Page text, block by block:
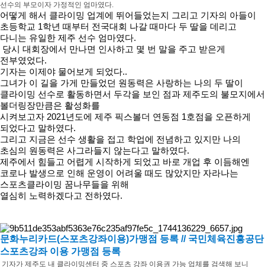
선수의 부모이자 가정적인 엄마였다.
어떻게 해서 클라이밍 업계에 뛰어들었는지 그리고 기자의 아들이
초등학교 1학년 때부터 전국대회 나갈 때마다 두 딸을 데리고
다니는 유일한 제주 선수 엄마였다.
당시 대회장에서 만나면 인사하고 몇 번 말을 주고 받은게
전부였었다.
기자는 이제야 물어보게 되었다..
그녀가 이 길을 가게 만들었던 원동력은 사랑하는 나의 두 딸이
클라이밍 선수로 활동하면서 두각을 보인 점과 제주도의 불모지에서
볼더링장만큼은 활성화를
시켜보고자 2021년도에 제주 픽스볼더 연동점 1호점을 오픈하게
되었다고 말하였다.
그리고 지금은 선수 생활을 접고 학업에 전념하고 있지만 나의
초심의 원동력은 사그라들지 않는다고 말하였다.
제주에서 힘들고 어렵게 시작하게 되었고 바로 개업 후 이듬해엔
코로나 발생으로 인해 운영이 어려울 때도 많았지만 자라나는
스포츠클라이밍 꿈나무들을 위해
열심히 노력하겠다고 전하였다.
문화누리카드(스포츠강좌이용)가맹점 등록 // 국민체육진흥공단
스포츠강좌 이용 가맹점 등록
기자가 제주도 내 클라이밍센터 중 스포츠 강좌 이용권 가능 업체를 검색해 보니